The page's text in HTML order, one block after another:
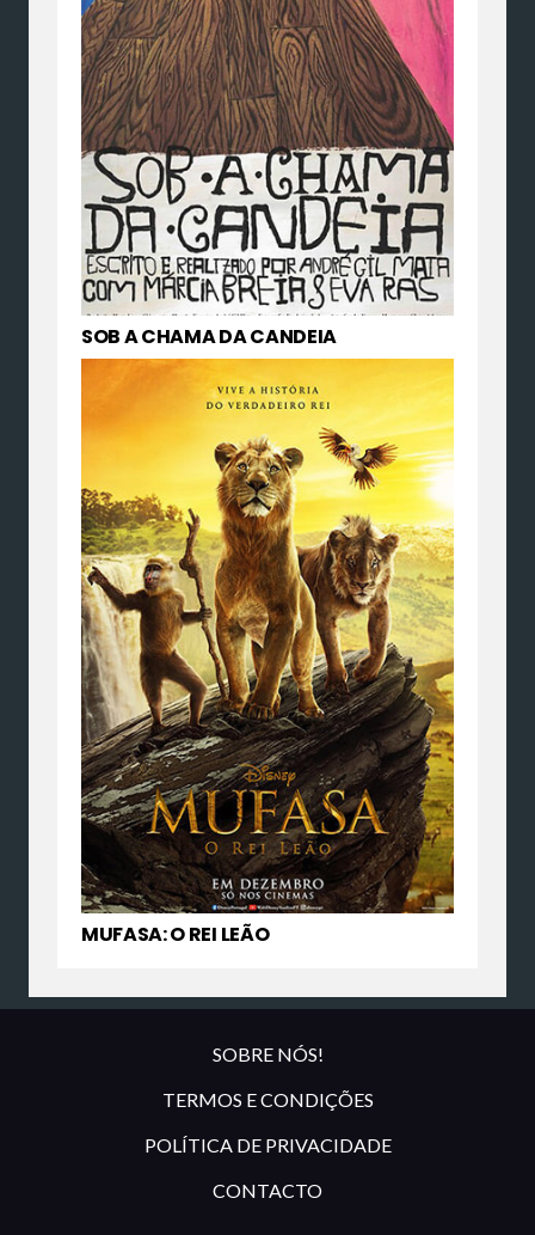
SOB A CHAMA DA CANDEIA
MUFASA: O REI LEÃO
SOBRE NÓS!
TERMOS E CONDIÇÕES
POLÍTICA DE PRIVACIDADE
CONTACTO